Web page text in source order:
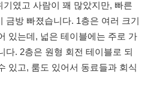
였고 사람이 꽤 많았지만, 빠른
금방 빠졌습니다. 1층은 여러 크기
있는데, 넓은 테이블에는 주로 가
다. 2층은 원형 회전 테이블로 되
있고, 룸도 있어서 동료들과 회식